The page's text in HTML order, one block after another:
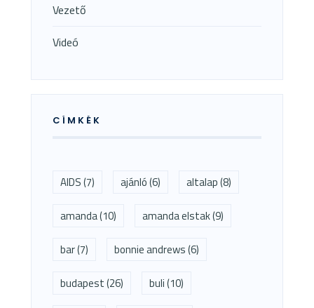
Vezető
Videó
CÍMKÉK
AIDS(7) ajánló(6) altalap(8)
amanda(10) amanda elstak(9)
bar(7) bonnie andrews(6)
budapest(26) buli(10)